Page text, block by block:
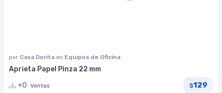
por Casa Dorita en Equipos de Oficina
Aprieta Papel Pinza 22 mm
+0 Ventas $129